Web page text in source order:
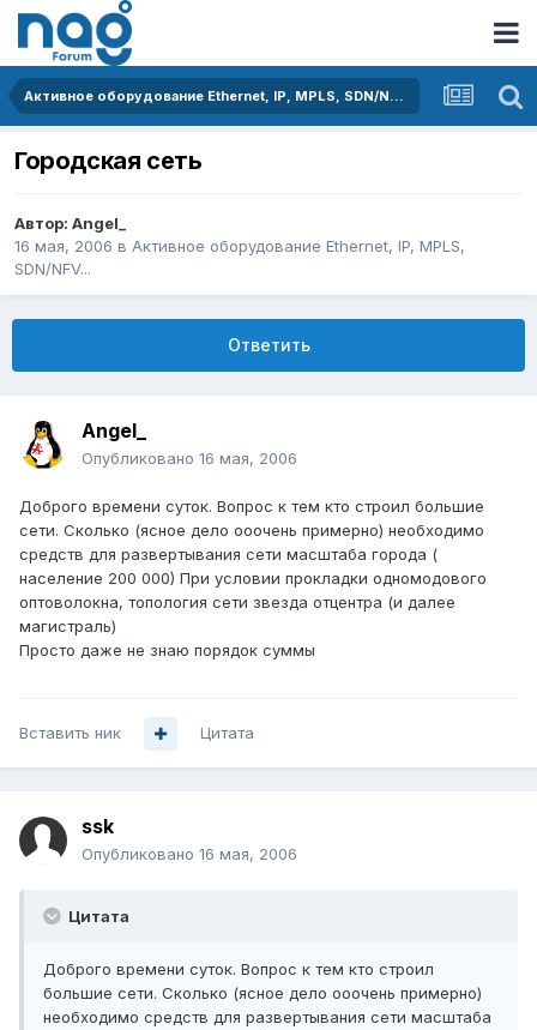
Активное оборудование Ethernet, IP, MPLS, SDN/NFV...
Городская сеть
Автор: Angel_
16 мая, 2006 в Активное оборудование Ethernet, IP, MPLS,
SDN/NFV...
Ответить
Angel_
Опубликовано 16 мая, 2006
Доброго времени суток. Вопрос к тем кто строил большие
сети. Сколько (ясное дело ооочень примерно) необходимо
средств для развертывания сети масштаба города (
население 200 000) При условии прокладки одномодового
оптоволокна, топология сети звезда отцентра (и далее
магистраль)
Просто даже не знаю порядок суммы
Вставить ник Цитата
ssk
Опубликовано 16 мая, 2006
Цитата
Доброго времени суток. Вопрос к тем кто строил
большие сети. Сколько (ясное дело ооочень примерно)
необходимо средств для развертывания сети масштаба